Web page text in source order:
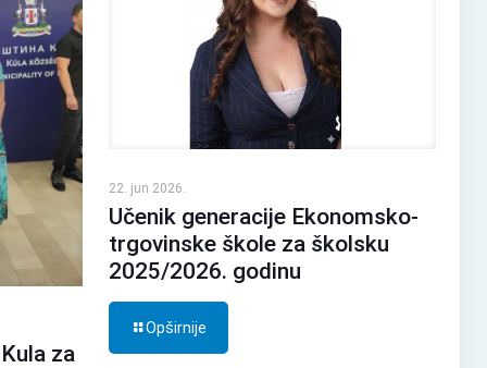
za
22. jun 2026.
Učenik generacije Ekonomsko-
trgovinske škole za školsku
2025/2026. godinu
Opširnije